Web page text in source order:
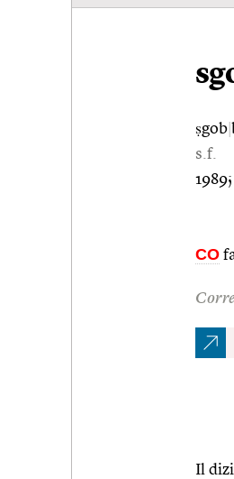
ṣgob
s.f.
1989;
CO
Il